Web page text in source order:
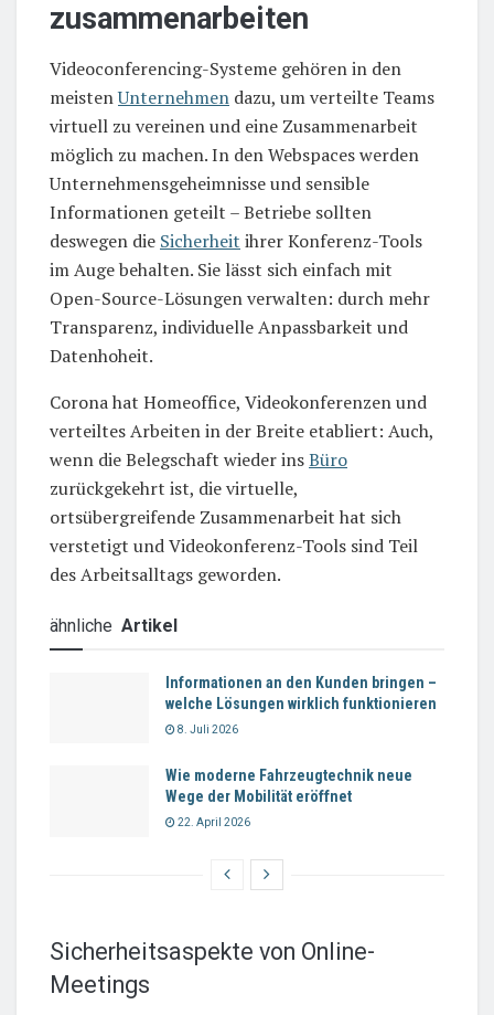
zusammenarbeiten
Videoconferencing-Systeme gehören in den
meistenUnternehmen dazu, um verteilte Teams
virtuell zu vereinen und eine Zusammenarbeit
möglich zu machen. In den Webspaces werden
Unternehmensgeheimnisse und sensible
Informationen geteilt – Betriebe sollten
deswegen die Sicherheit ihrer Konferenz-Tools
im Auge behalten. Sie lässt sich einfach mit
Open-Source-Lösungen verwalten: durch mehr
Transparenz, individuelle Anpassbarkeit und
Datenhoheit.
Corona hat Homeoffice, Videokonferenzen und
verteiltes Arbeiten in der Breite etabliert: Auch,
wenn die Belegschaft wieder insBüro
zurückgekehrt ist, die virtuelle,
ortsübergreifende Zusammenarbeit hat sich
verstetigt und Videokonferenz-Tools sind Teil
des Arbeitsalltags geworden.
ähnliche Artikel
Informationen an den Kunden bringen –
welche Lösungen wirklich funktionieren
8. Juli 2026
Wie moderne Fahrzeugtechnik neue
Wege der Mobilität eröffnet
22. April 2026
Sicherheitsaspekte von Online-
Meetings